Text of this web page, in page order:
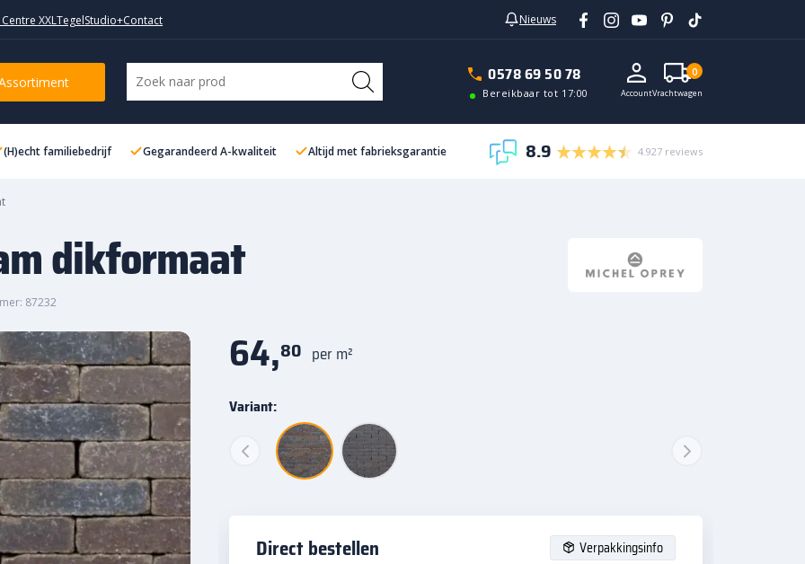
XXLTegelStudio+Contact Nieuws
0578 69 50 78
Bereikbaar tot 17:00 AccountVrachtwagen
0
(H)echt familiebedrijf Gegarandeerd A-kwaliteit Altijd met fabrieksgarantie 8.9 4.927 reviews
dikformaat
87232
64,80 per m²
Variant:
Direct bestellen Verpakkingsinfo
In vrachtwagen